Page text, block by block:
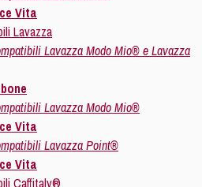
Vita
Lavazza
Lavazza Modo Mio® e Lavazza
Lavazza Modo Mio®
Vita
Lavazza Point®
Vita
Caffitaly®